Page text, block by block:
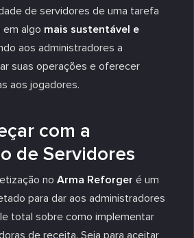
de servidores de uma tarefa
em algo mais sustentável e
aos administradores a
suas operações e oferecer
aos jogadores.
com a
de Servidores
no Arma Reforger é um
para dar aos administradores
total sobre como implementar
de receita. Seja para aceitar